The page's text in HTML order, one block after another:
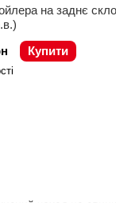
на заднє
Купити